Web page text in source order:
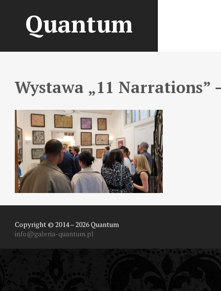
Quantum
Wystawa „11 Narrations”
Copyright © 2014 – 2026 Quantum
info@galeria-quantum.pl